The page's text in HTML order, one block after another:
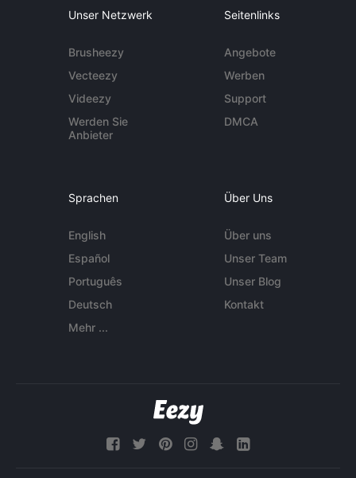
Unser Netzwerk
Brusheezy
Vecteezy
Videezy
Werden Sie
Anbieter
Seitenlinks
Angebote
Werben
Support
DMCA
Sprachen
English
Español
Português
Deutsch
Mehr ...
Über Uns
Über uns
Unser Team
Unser Blog
Kontakt